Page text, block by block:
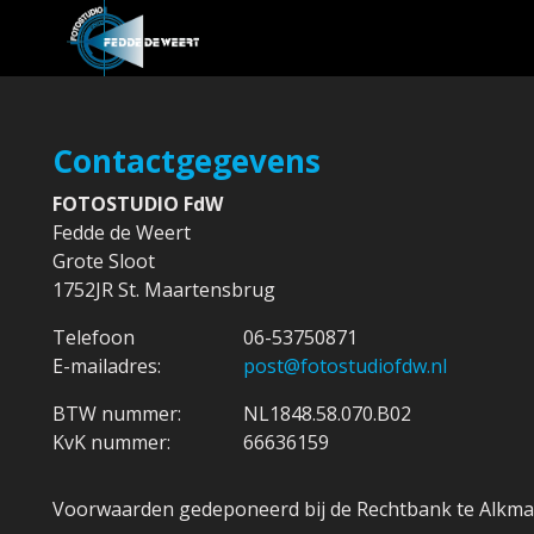
Contactgegevens
FOTOSTUDIO FdW
Fedde de Weert
Grote Sloot
1752JRSt. Maartensbrug
Telefoon
06-53750871
E-mailadres:
post@fotostudiofdw.nl
BTW nummer:
NL1848.58.070.B02
KvK nummer:
66636159
Voorwaarden gedeponeerd bij de Rechtbank te